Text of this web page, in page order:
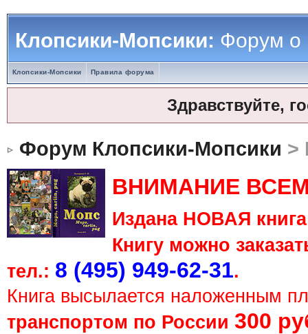
Клопсики-Мопсики:Форум о
Клопсики-Мопсики Правила форума
Здравствуйте,
Форум Клопсики-Мопсики >
ВНИМАНИЕ
Издана НОВАЯ
Книгу можно
тел.: 8 (495) 949-62-31.
Книга высылается наложенным
транспортом по России 300